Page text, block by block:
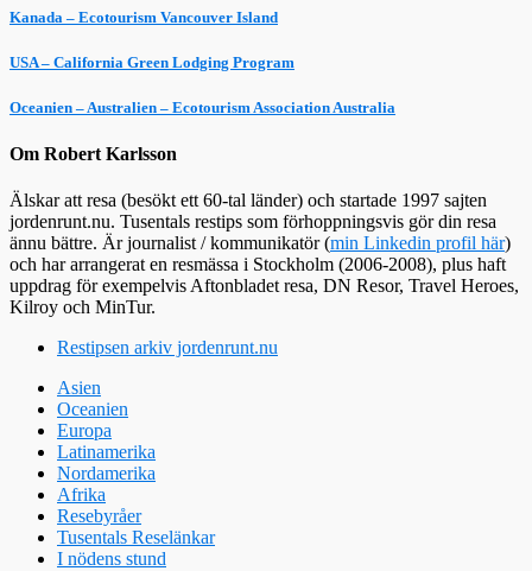
Kanada – Ecotourism Vancouver Island
USA – California Green Lodging Program
Oceanien – Australien – Ecotourism Association Australia
Om Robert Karlsson
Älskar att resa (besökt ett 60-tal länder) och startade 1997 sajten
jordenrunt.nu. Tusentals restips som förhoppningsvis gör din resa
ännu bättre. Är journalist / kommunikatör (min Linkedin profil här)
och har arrangerat en resmässa i Stockholm (2006-2008), plus haft
uppdrag för exempelvis Aftonbladet resa, DN Resor, Travel Heroes,
Kilroy och MinTur.
Restipsen arkiv jordenrunt.nu
Asien
Oceanien
Europa
Latinamerika
Nordamerika
Afrika
Resebyråer
Tusentals Reselänkar
I nödens stund